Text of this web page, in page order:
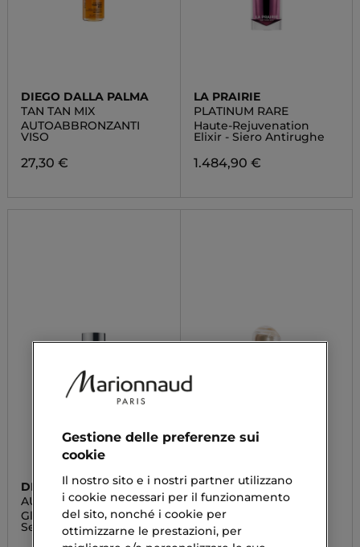
DIEGO DALLA PALMA
TAN TAN MIX
AUTOABBRONZANTI
VISO
27,30 €
LA PRAIRIE
PLATINUM RARE
Haute-Rejuvenation
Elixir - Siero Antirughe
1.484,90 €
DR IRENA ERIS
AUTHORITY
Global Recovery Youth
Serum
SHISEIDO
BNF WRINKLE
SMOOTHING
Siero Viso
84,35 €
Gestione delle preferenze sui
cookie
Il nostro sito e i nostri partner utilizzano
i cookie necessari per il funzionamento
del sito, nonché i cookie per
ottimizzarne le prestazioni, per